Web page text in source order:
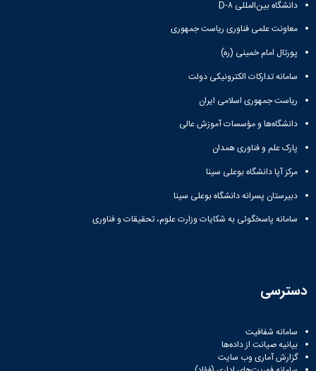
دانشگاه بین‌المللی D-۸
معاونت علمی فناوری ریاست جمهوری
پورتال امام خمینی (ره)
سامانه تدارکات الکترونیکی دولت
ریاست جمهوری اسلامی ایران
دانشگاه‌ها و مؤسسات آموزش عالی
پارک علم و فناوری همدان
مرکز آپا دانشگاه بوعلی سینا
دبیرستان پسرانه دانشگاه بوعلی سینا
سامانه پاسخگوئی به شکایات وزارت علوم، تحقیقات و فناوری
دسترسی
سامانه شفافیت
بیانیه صیانت از داده‌ها
گزارش آماری وب‌ سایت